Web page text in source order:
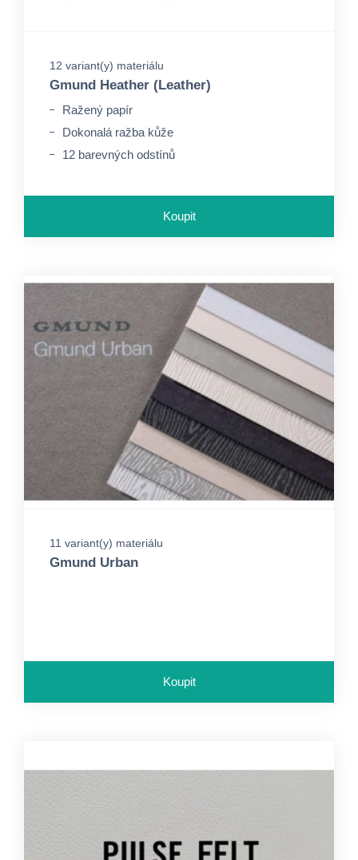
12 variant(y) materiálu
Gmund Heather (Leather)
Ražený papír
Dokonalá ražba kůže
12 barevných odstínů
Koupit
11 variant(y) materiálu
Gmund Urban
Koupit